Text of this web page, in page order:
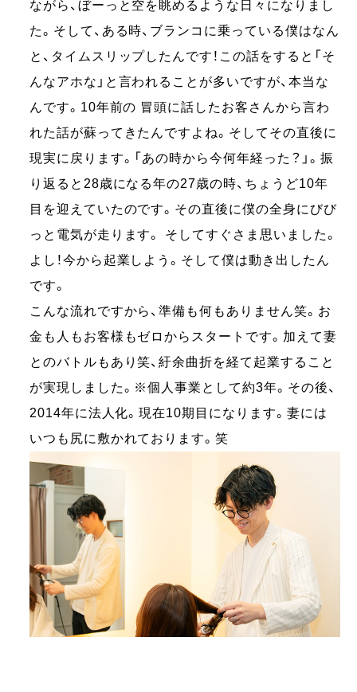
ながら、ぼーっと空を眺めるような日々になりまし
た。そして、ある時、ブランコに乗っている僕はなん
と、タイムスリップしたんです！この話をすると「そ
んなアホな」と言われることが多いですが、本当な
んです。10年前の 冒頭に話したお客さんから言わ
れた話が蘇ってきたんですよね。そしてその直後に
現実に戻ります。「あの時から今何年経った？」。振
り返ると28歳になる年の27歳の時、ちょうど10年
目を迎えていたのです。その直後に僕の全身にびび
っと電気が走ります。 そしてすぐさま思いました。
よし！今から起業しよう。そして僕は動き出したん
です。
こんな流れですから、準備も何もありません笑。お
金も人もお客様もゼロからスタートです。加えて妻
とのバトルもあり笑、紆余曲折を経て起業すること
が実現しました。※個人事業として約3年。その後、
2014年に法人化。現在10期目になります。妻には
いつも尻に敷かれております。笑